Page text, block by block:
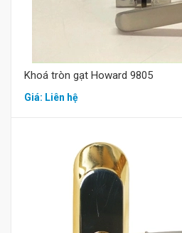
Khoá tròn gạt Howard 9805
Giá: Liên hệ